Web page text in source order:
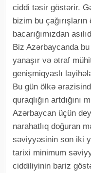
ciddi təsir göstərir.
bizim bu
bacarığımızdan
Biz Azərbaycanda
yanaşır və ətraf
genişmiqyaslı
Bu gün ölkə
quraqlığın artdığını
Azərbaycan üçün
narahatlıq doğuran
səviyyəsinin son iki
tarixi minimum
ciddiliyinin bariz